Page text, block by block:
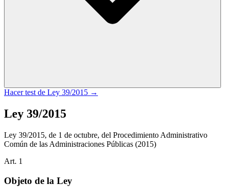
Hacer test de Ley 39/2015 →
Ley 39/2015
Ley 39/2015, de 1 de octubre, del Procedimiento Administrativo
Común de las Administraciones Públicas (2015)
Art. 1
Objeto de la Ley